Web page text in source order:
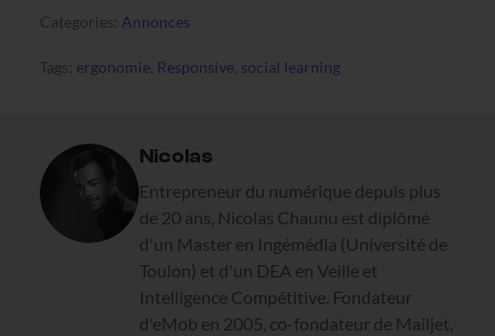
Categories: Annonces
Tags: ergonomie, Responsive, social learning
Nicolas
Entrepreneur du numérique depuis plus
de 20 ans, Nicolas Chaunu est diplômé
d'un Master en Ingémédia (Université de
Toulon) et d'un DEA en Veille et
Intelligence Compétitive. Fondateur
d'eMob en 2005, co-fondateur de Mailjet,